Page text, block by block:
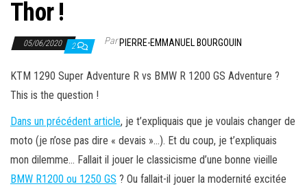
Thor !
05/06/2020 2 ParPIERRE-EMMANUEL BOURGOUIN
KTM 1290 Super Adventure R vs BMW R 1200 GS Adventure ?
This is the question !
Dans un précédent article, je t’expliquais que je voulais changer de
moto (je n’ose pas dire « devais »…). Et du coup, je t’expliquais
mon dilemme… Fallait il jouer le classicisme d’une bonne vieille
BMW R1200 ou 1250 GS ? Ou fallait-il jouer la modernité excitée